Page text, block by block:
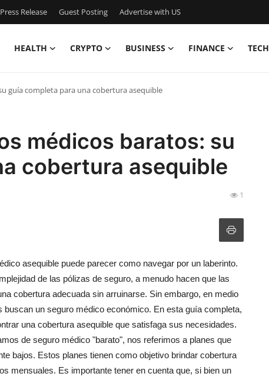
Release Guest Posting Advertise with US
HEALTH CRYPTO BUSINESS FINANCE TECH
guía completa para una cobertura asequible
médicos baratos: su
cobertura asequible
1
asequible puede parecer como navegar por un laberinto.
de las pólizas de seguro, a menudo hacen que las
cobertura adecuada sin arruinarse. Sin embargo, en medio
un seguro médico económico. En esta guía completa,
una cobertura asequible que satisfaga sus necesidades.
de seguro médico "barato", nos referimos a planes que
bajos. Estos planes tienen como objetivo brindar cobertura
mensuales. Es importante tener en cuenta que, si bien un